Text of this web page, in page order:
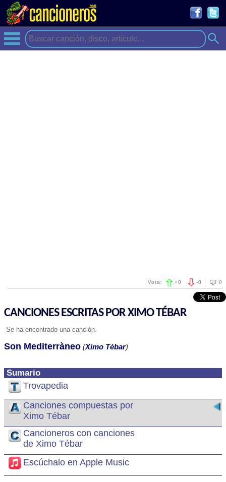
0
-0
Vota: +0
CANCIONES ESCRITAS POR XIMO TÉBAR
Se ha encontrado una canción.
Sumario
Trovapedia
Canciones compuestas por
Ximo Tébar
Cancioneros con canciones
de Ximo Tébar
Escúchalo en Apple Music
Son Mediterràneo (Ximo Tébar)